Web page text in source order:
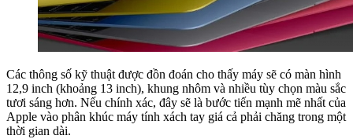
Các thông số kỹ thuật được đồn đoán cho thấy máy sẽ có màn hình
12,9 inch (khoảng 13 inch), khung nhôm và nhiều tùy chọn màu sắc
tươi sáng hơn. Nếu chính xác, đây sẽ là bước tiến mạnh mẽ nhất của
Apple vào phân khúc máy tính xách tay giá cả phải chăng trong một
thời gian dài.